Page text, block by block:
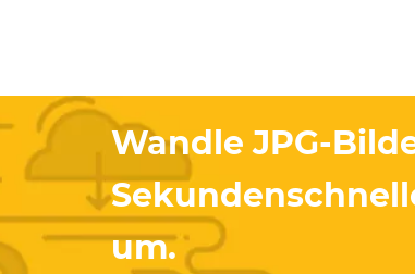
Wandle JPG-
um.